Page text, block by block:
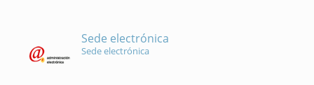
Sede electrónica
Sede electrónica